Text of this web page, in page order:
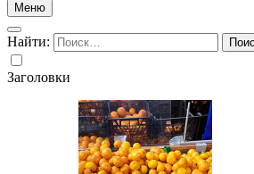
Меню
Найти:
Заголовки